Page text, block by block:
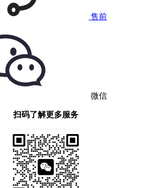
售前
微信
扫码了解更多服务